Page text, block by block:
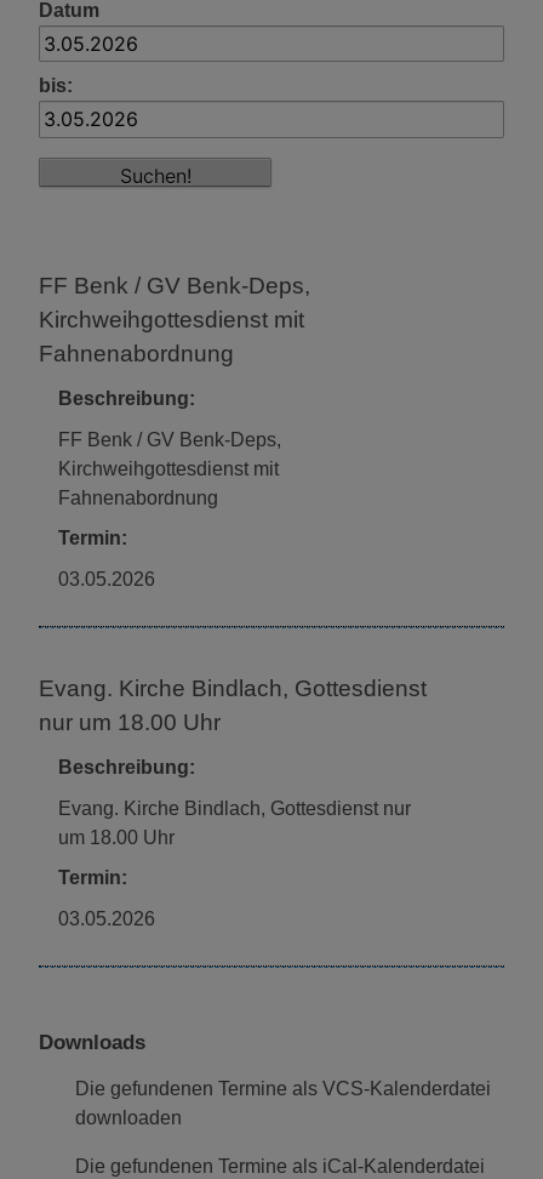
Datum
bis:
FF Benk / GV Benk-Deps,
Kirchweihgottesdienst mit
Fahnenabordnung
Beschreibung:
FF Benk / GV Benk-Deps,
Kirchweihgottesdienst mit
Fahnenabordnung
Termin:
03.05.2026
Evang. Kirche Bindlach, Gottesdienst
nur um 18.00 Uhr
Beschreibung:
Evang. Kirche Bindlach, Gottesdienst nur
um 18.00 Uhr
Termin:
03.05.2026
Downloads
Die gefundenen Termine als VCS-Kalenderdatei
downloaden
Die gefundenen Termine als iCal-Kalenderdatei